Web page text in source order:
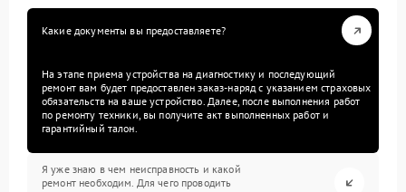
Какие документы вы предоставляете?
На этапе приема устройства на диагностику и последующий
ремонт вам будет предоставлен заказ-наряд с указанием страховых
обязательств на ваше устройство. Далее, после выполнения работ
по ремонту техники, вы получите акт выполненных работ и
гарантийный талон.
Я уже знаю в чем неисправность и какой
ремонт необходим. Для чего проводить